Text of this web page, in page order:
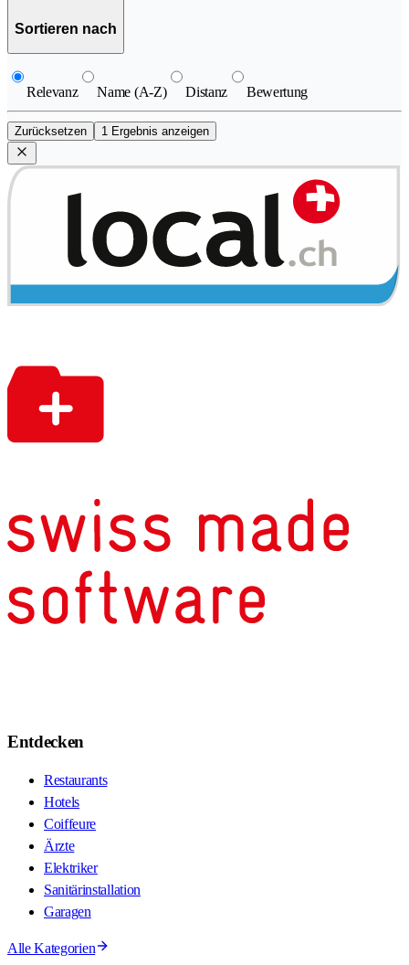
Sortieren nach
Relevanz Name (A-Z) Distanz Bewertung
Zurücksetzen 1 Ergebnis anzeigen
Entdecken
Restaurants
Hotels
Coiffeure
Ärzte
Elektriker
Sanitärinstallation
Garagen
Alle Kategorien